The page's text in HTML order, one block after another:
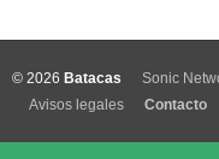
© 2026 Batacas Sonic
Avisos legales
Contacto